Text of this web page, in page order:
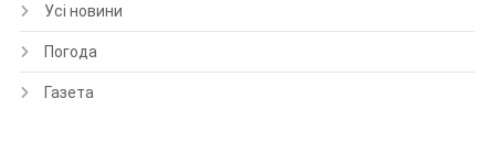
Усі новини
Погода
Газета